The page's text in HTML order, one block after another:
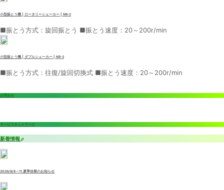
小型振とう機 | ロータリーシェーカー | NR-2
■振とう方式：旋回振とう ■振とう速度：20～200r/min
小型振とう機 | ダブルシェーカー | NR-3
■振とう方式：往復/旋回切換式 ■振とう速度：20～200r/min
お問合せ
サービスネットワーク
新着情報
2026/8/8～11 夏季休業のお知らせ